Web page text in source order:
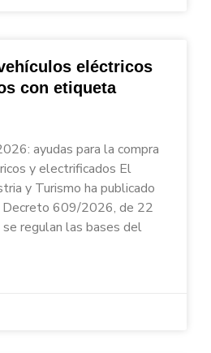
eléctricos
con etiqueta
ayudas para la compra
y electrificados El
y Turismo ha publicado
Decreto 609/2026, de 22
regulan las bases del